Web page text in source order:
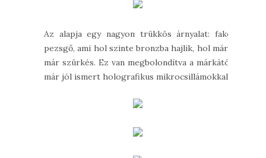
Az alapja egy nagyon trükkös árnyalat: fakó
pezsgő, ami hol szinte bronzba hajlik, hol már-
már szürkés. Ez van megbolondítva a márkától
már jól ismert holografikus mikrocsillámokkal.